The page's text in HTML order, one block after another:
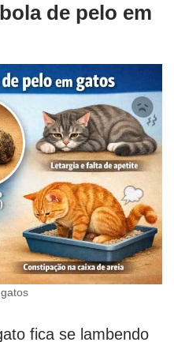
de pelo em
fica se lambendo